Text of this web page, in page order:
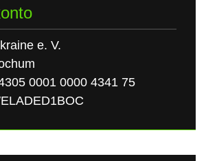
e. V.
0001 0000 4341 75